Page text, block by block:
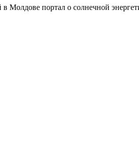
Молдове портал о солнечной